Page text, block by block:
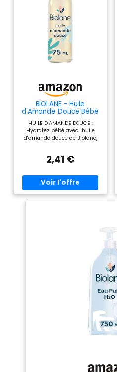
BIOLANE - Huile
d'Amande Douce Bébé
- Hydrate et protège -
75ml
HUILE D'AMANDE DOUCE :
Hydratez bébé avec l'huile
d'amande douce de Biolane,
Testé cliniquement, il convient
pour un massage après la
toilette, cette huile procure un
moment de douceur avec
bébé INGRÉDIENTS D’ORIGINE
bébé peut s'assécher. Pour
100% naturelle ! CORPS ET BAIN
protecteur. Sa peau sera
appliquez sur le cuir chevelu
2,41 €